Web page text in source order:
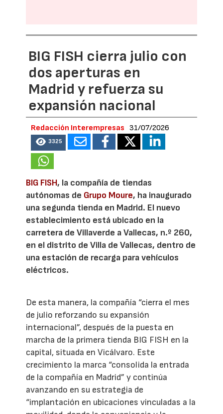
BIG FISH cierra julio con
dos aperturas en
Madrid y refuerza su
expansión nacional
Redacción Interempresas 31/07/2026
3325
BIG FISH, la compañía de tiendas
autónomas de Grupo Moure, ha inaugurado
una segunda tienda en Madrid. El nuevo
establecimiento está ubicado en la
carretera de Villaverde a Vallecas, n.º 260,
en el distrito de Villa de Vallecas, dentro de
una estación de recarga para vehículos
eléctricos.
De esta manera, la compañía “cierra el mes
de julio reforzando su expansión
internacional”, después de la puesta en
marcha de la primera tienda BIG FISH en la
capital, situada en Vicálvaro. Este
crecimiento la marca “consolida la entrada
de la compañía en Madrid” y continúa
avanzando en su estrategia de
“implantación en ubicaciones vinculadas a la